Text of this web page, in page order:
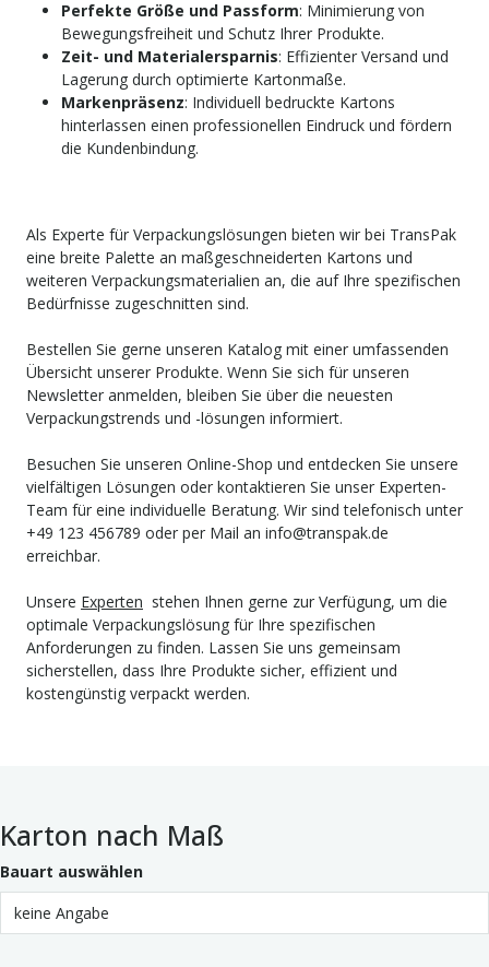
Perfekte Größe und Passform: Minimierung von
Bewegungsfreiheit und Schutz Ihrer Produkte.
Zeit- und Materialersparnis: Effizienter Versand und
Lagerung durch optimierte Kartonmaße.
Markenpräsenz: Individuell bedruckte Kartons
hinterlassen einen professionellen Eindruck und fördern
die Kundenbindung.
Als Experte für Verpackungslösungen bieten wir bei TransPak
eine breite Palette an maßgeschneiderten Kartons und
weiteren Verpackungsmaterialien an, die auf Ihre spezifischen
Bedürfnisse zugeschnitten sind.
Bestellen Sie gerne unseren Katalog mit einer umfassenden
Übersicht unserer Produkte. Wenn Sie sich für unseren
Newsletter anmelden, bleiben Sie über die neuesten
Verpackungstrends und -lösungen informiert.
Besuchen Sie unseren Online-Shop und entdecken Sie unsere
vielfältigen Lösungen oder kontaktieren Sie unser Experten-
Team für eine individuelle Beratung. Wir sind telefonisch unter
+49 123 456789 oder per Mail an info@transpak.de
erreichbar.
Unsere Experten stehen Ihnen gerne zur Verfügung, um die
optimale Verpackungslösung für Ihre spezifischen
Anforderungen zu finden. Lassen Sie uns gemeinsam
sicherstellen, dass Ihre Produkte sicher, effizient und
kostengünstig verpackt werden.
Karton nach Maß
Bauart auswählen